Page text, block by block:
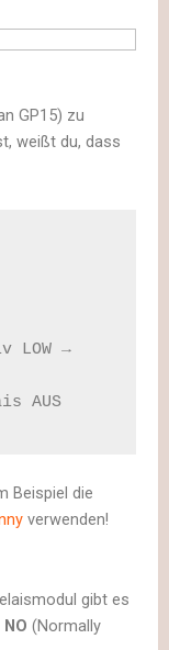
GP15) zu
weißt du, dass
Beispiel die
verwenden!
gibt es
NO (Normally